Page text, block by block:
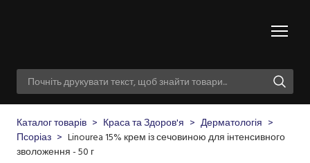
Каталог товарів Краса та Здоров'я
Дерматологія
Псоріаз
Linourea 15% крем із сечовиною для інтенсивного
зволоження - 50 г